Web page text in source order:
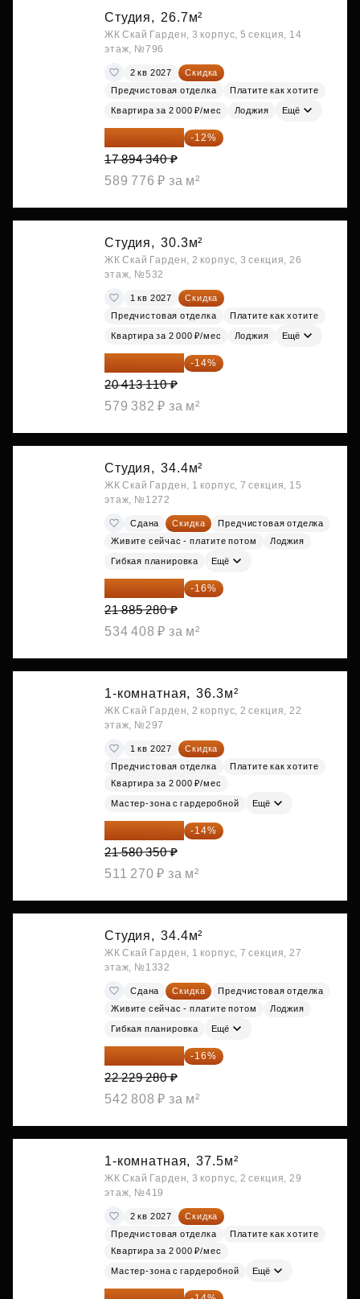
Студия, 26.7м²
ЖК Скай Гарден, 3 корпус, 5 секция, 14
этаж, №796
2 кв 2027
Скидка
Предчистовая отделка
Платите как хотите
Квартира за 2 000 ₽/мес Лоджия Ещё
15 747 019 ₽ -12%
17 894 340 ₽
589 776 ₽ за м²
Студия, 30.3м²
ЖК Скай Гарден, 2 корпус, 3 секция, 26
этаж, №532
1 кв 2027
Скидка
Предчистовая отделка
Платите как хотите
Квартира за 2 000 ₽/мес Лоджия Ещё
17 555 275 ₽ -14%
20 413 110 ₽
579 382 ₽ за м²
Студия, 34.4м²
ЖК Скай Гарден, 1 корпус, 7 секция, 15
этаж, №1272
Сдана Скидка
Предчистовая отделка
Живите сейчас - платите потом
Лоджия
Гибкая планировка Ещё
18 383 635 ₽ -16%
21 885 280 ₽
534 408 ₽ за м²
1-комнатная, 36.3м²
ЖК Скай Гарден, 2 корпус, 2 секция, 22
этаж, №297
1 кв 2027
Скидка
Предчистовая отделка
Платите как хотите
Квартира за 2 000 ₽/мес
Мастер-зона с гардеробной Ещё
18 559 101 ₽ -14%
21 580 350 ₽
511 270 ₽ за м²
Студия, 34.4м²
ЖК Скай Гарден, 1 корпус, 7 секция, 27
этаж, №1332
Сдана Скидка
Предчистовая отделка
Живите сейчас - платите потом
Лоджия
Гибкая планировка Ещё
18 672 595 ₽ -16%
22 229 280 ₽
542 808 ₽ за м²
1-комнатная, 37.5м²
ЖК Скай Гарден, 3 корпус, 2 секция, 29
этаж, №419
2 кв 2027
Скидка
Предчистовая отделка
Платите как хотите
Квартира за 2 000 ₽/мес
Мастер-зона с гардеробной Ещё